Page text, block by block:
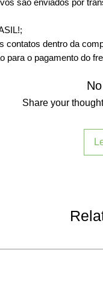
contatos dentro da
para o pagamento do
Share your